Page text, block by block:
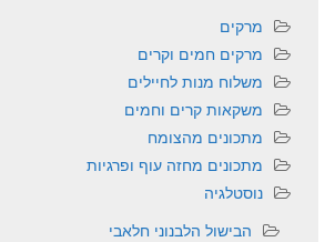
מרקים
מרקים חמים וקרים
משלוח מנות לחיילים
משקאות קרים וחמים
מתכונים מהצומח
מתכונים מחזה עוף ופרגיות
נוסטלגיה
הבישול הלבנוני חלאבי